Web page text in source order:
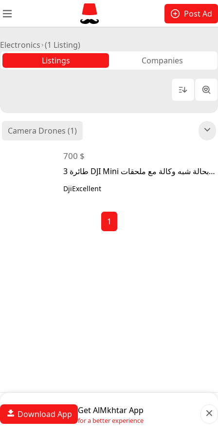
Post Ad
Electronics (1 Listing)
Listings
Companies
Camera Drones (1)
700 $
طائرة 3 DJI Mini بحالة شبه وكالة مع ملحقات
DjiExcellent
1
Download App Get AlMkhtar App
for a better experience